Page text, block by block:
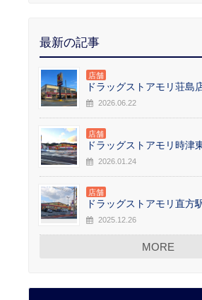
最新の記事
店舗
ドラッグストアモリ荘島
2026.06.22
店舗
ドラッグストアモリ時津
2026.01.24
店舗
ドラッグストアモリ直方
2025.12.26
MORE